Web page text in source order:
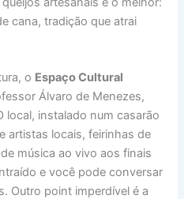
cana, tradição que atrai
o Espaço Cultural
Álvaro de Menezes,
local, instalado num casarão
artistas locais, feirinhas de
música ao vivo aos finais
e você pode conversar
Outro point imperdível é a